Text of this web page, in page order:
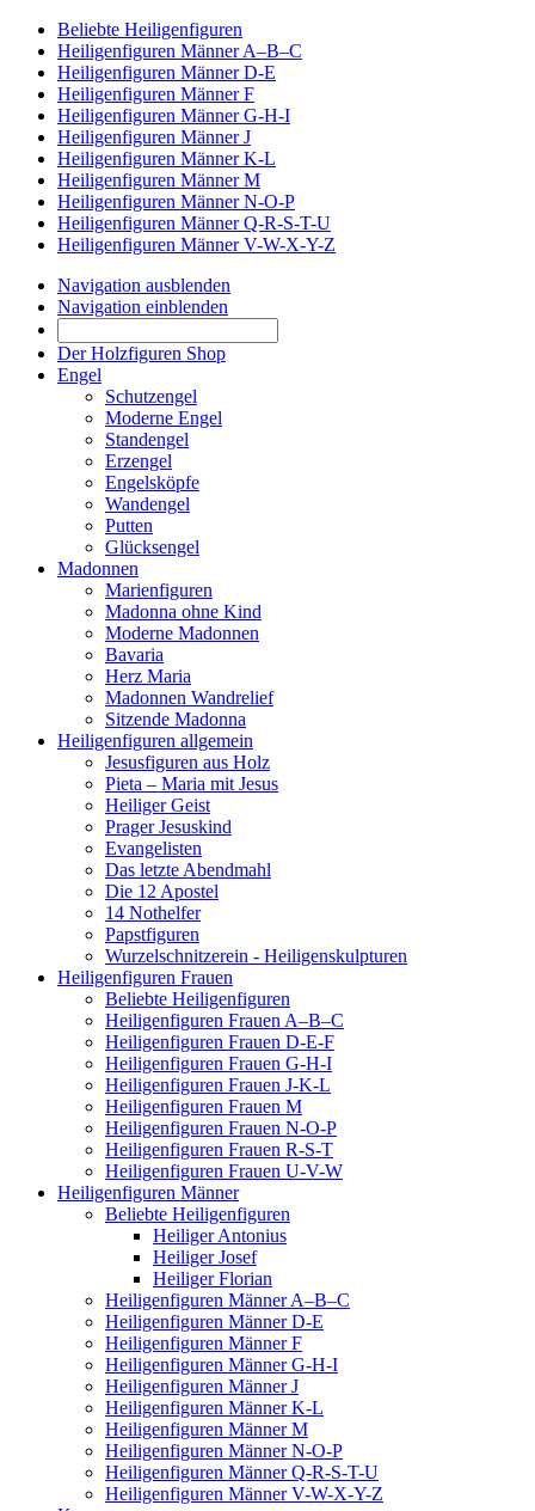
Beliebte Heiligenfiguren
Heiligenfiguren Männer A–B–C
Heiligenfiguren Männer D-E
Heiligenfiguren Männer F
Heiligenfiguren Männer G-H-I
Heiligenfiguren Männer J
Heiligenfiguren Männer K-L
Heiligenfiguren Männer M
Heiligenfiguren Männer N-O-P
Heiligenfiguren Männer Q-R-S-T-U
Heiligenfiguren Männer V-W-X-Y-Z
Navigation ausblenden
Navigation einblenden
Der Holzfiguren Shop
Engel
Schutzengel
Moderne Engel
Standengel
Erzengel
Engelsköpfe
Wandengel
Putten
Glücksengel
Madonnen
Marienfiguren
Madonna ohne Kind
Moderne Madonnen
Bavaria
Herz Maria
Madonnen Wandrelief
Sitzende Madonna
Heiligenfiguren allgemein
Jesusfiguren aus Holz
Pieta – Maria mit Jesus
Heiliger Geist
Prager Jesuskind
Evangelisten
Das letzte Abendmahl
Die 12 Apostel
14 Nothelfer
Papstfiguren
Wurzelschnitzerein - Heiligenskulpturen
Heiligenfiguren Frauen
Beliebte Heiligenfiguren
Heiligenfiguren Frauen A–B–C
Heiligenfiguren Frauen D-E-F
Heiligenfiguren Frauen G-H-I
Heiligenfiguren Frauen J-K-L
Heiligenfiguren Frauen M
Heiligenfiguren Frauen N-O-P
Heiligenfiguren Frauen R-S-T
Heiligenfiguren Frauen U-V-W
Heiligenfiguren Männer
Beliebte Heiligenfiguren
Heiliger Antonius
Heiliger Josef
Heiliger Florian
Heiligenfiguren Männer A–B–C
Heiligenfiguren Männer D-E
Heiligenfiguren Männer F
Heiligenfiguren Männer G-H-I
Heiligenfiguren Männer J
Heiligenfiguren Männer K-L
Heiligenfiguren Männer M
Heiligenfiguren Männer N-O-P
Heiligenfiguren Männer Q-R-S-T-U
Heiligenfiguren Männer V-W-X-Y-Z